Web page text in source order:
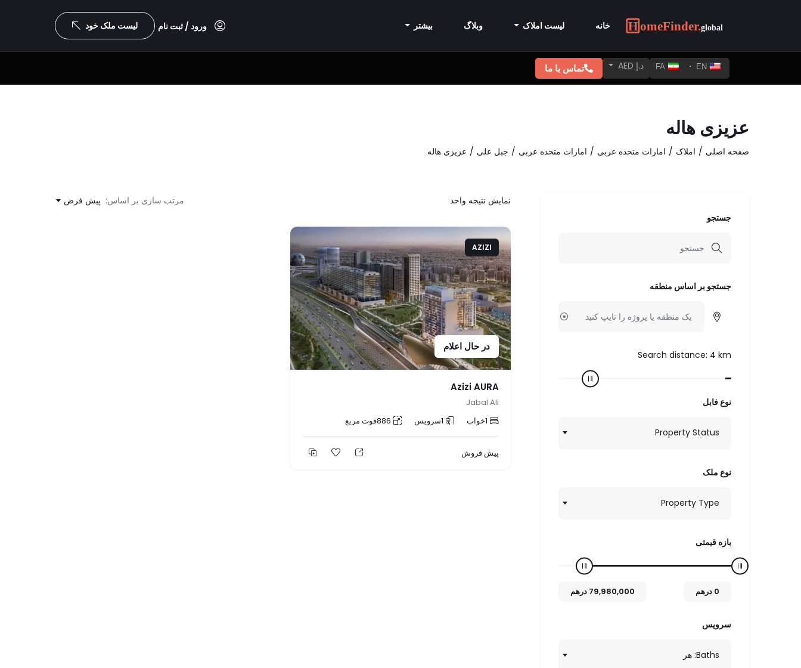
خانه لیست املاک وبلاگ بیشتر ورود / ثبت نام لیست ملک خود
EN
FA د.إ AED تماس با ما
عزیزی هاله
صفحه اصلی املاک امارات متحده عربی امارات متحده عربی جبل علی عزیزی هاله
جستجو
جستجو بر اساس منطقه
Search distance: 4 km
نوع فابل
Property Status
نوع ملک
Property Type
بازه قیمتی
0 درهم 79,980,000 درهم
سرویس
Baths: هر
نمایش نتیجه واحد مرتب سازی بر اساس: پیش فرض
AZIZI
در حال اعلام
Azizi AURA
Jabal Ali
1خواب 1سرویس 886فوت مربع
پیش فروش